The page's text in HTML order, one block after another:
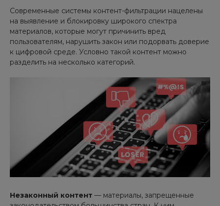
Современные системы контент-фильтрации нацелены
на выявление и блокировку широкого спектра
материалов, которые могут причинить вред
пользователям, нарушить закон или подорвать доверие
к цифровой среде. Условно такой контент можно
разделить на несколько категорий.
Незаконный контент — материалы, запрещенные